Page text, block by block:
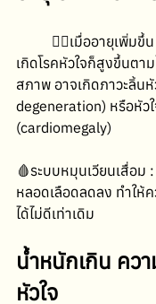
เกิดโรคหัวใจก็สูงขึ้นตา
สภาพ อาจเกิดภาวะลิ้น
degeneration) หรือหัวใ
(cardiomegaly)
🩸ระบบหมุนเวียนเสื่อม
หลอดเลือดลดลง ทำให้
ได้ไม่ดีเท่าเดิม
น้ำหนักเกิน คว
หัวใจ